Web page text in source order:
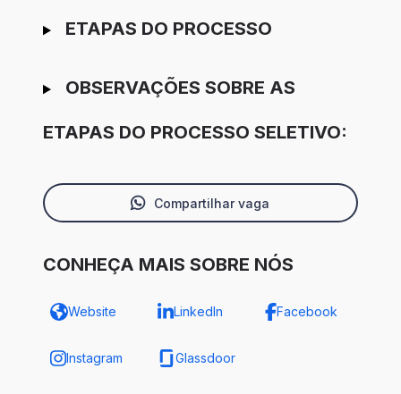
ETAPAS DO PROCESSO
OBSERVAÇÕES SOBRE AS
ETAPAS DO PROCESSO SELETIVO:
Compartilhar vaga
CONHEÇA MAIS SOBRE NÓS
Website LinkedIn Facebook
Instagram Glassdoor